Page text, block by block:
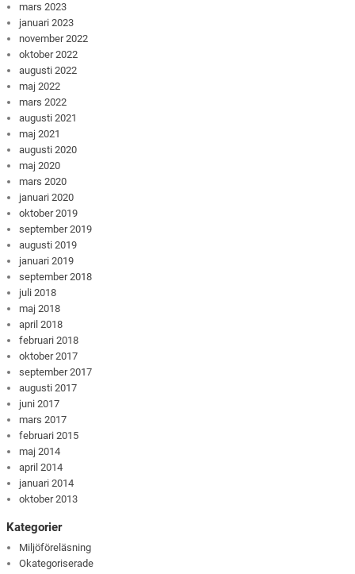
mars 2023
januari 2023
november 2022
oktober 2022
augusti 2022
maj 2022
mars 2022
augusti 2021
maj 2021
augusti 2020
maj 2020
mars 2020
januari 2020
oktober 2019
september 2019
augusti 2019
januari 2019
september 2018
juli 2018
maj 2018
april 2018
februari 2018
oktober 2017
september 2017
augusti 2017
juni 2017
mars 2017
februari 2015
maj 2014
april 2014
januari 2014
oktober 2013
Kategorier
Miljöföreläsning
Okategoriserade